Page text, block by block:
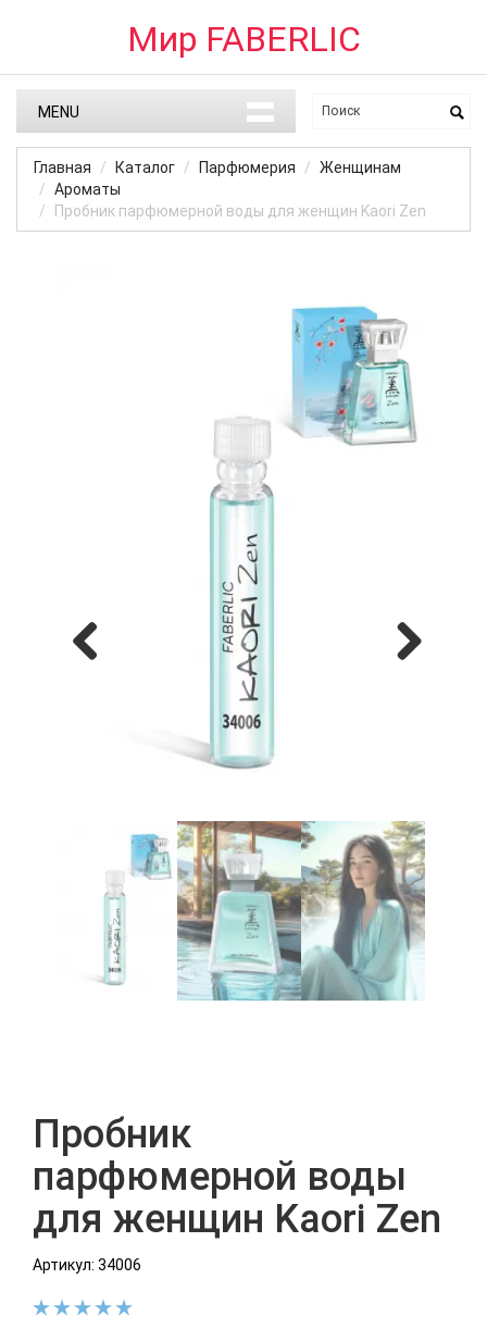
Мир FABERLIC
MENU
Главная Каталог Парфюмерия
Женщинам
Ароматы
Пробник парфюмерной воды для женщин Kaori Zen
Пробник
парфюмерной воды
для женщин Kaori Zen
Артикул: 34006